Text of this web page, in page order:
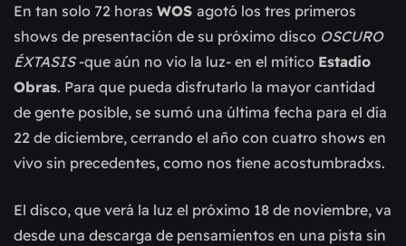
En tan solo 72 horas WOS agotó los tres primeros
shows de presentación de su próximo disco OSCURO
ÉXTASIS-que aún no vio la luz- en el mítico Estadio
Obras. Para que pueda disfrutarlo la mayor cantidad
de gente posible, se sumó una última fecha para el día
22 de diciembre, cerrando el año con cuatro shows en
vivo sin precedentes, como nos tiene acostumbradxs.
El disco, que verá la luz el próximo 18 de noviembre, va
desde una descarga de pensamientos en una pista sin